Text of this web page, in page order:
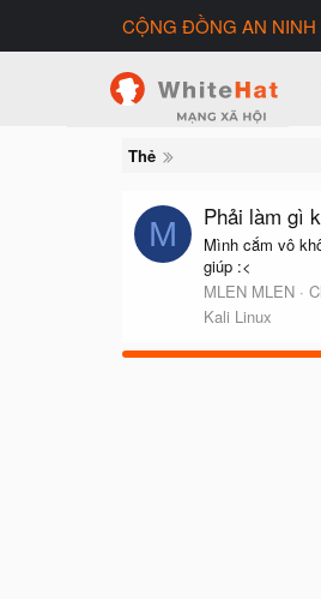
CỘNG ĐỒNG AN
Thẻ
M Phải làm gì
Mình cắm vô
giúp :<
MLEN MLEN
Kali Linux